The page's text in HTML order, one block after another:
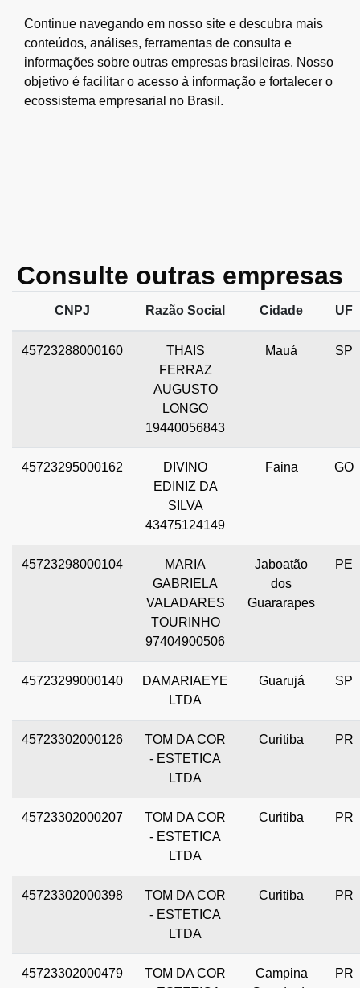
Continue navegando em nosso site e descubra mais
conteúdos, análises, ferramentas de consulta e
informações sobre outras empresas brasileiras. Nosso
objetivo é facilitar o acesso à informação e fortalecer o
ecossistema empresarial no Brasil.
Consulte outras empresas
CNPJ Razão Social Cidade UF
45723288000160
THAIS
FERRAZ
AUGUSTO
LONGO
19440056843
Mauá SP
45723295000162
DIVINO
EDINIZ DA
SILVA
43475124149
Faina GO
45723298000104
MARIA
GABRIELA
VALADARES
TOURINHO
97404900506
Jaboatão
dos
Guararapes
PE
45723299000140
DAMARIAEYE
LTDA
Guarujá SP
45723302000126
TOM DA COR
- ESTETICA
LTDA
Curitiba PR
45723302000207
TOM DA COR
- ESTETICA
LTDA
Curitiba PR
45723302000398
TOM DA COR
- ESTETICA
LTDA
Curitiba PR
45723302000479
TOM DA COR
Campina
PR